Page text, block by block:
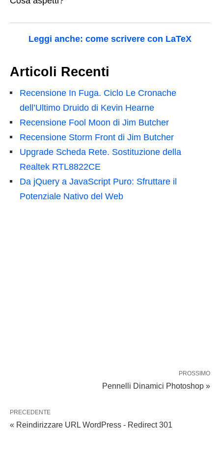
Leggi anche: come scrivere con LaTeX
Articoli Recenti
Recensione In Fuga. Ciclo Le Cronache
dell’Ultimo Druido di Kevin Hearne
Recensione Fool Moon di Jim Butcher
Recensione Storm Front di Jim Butcher
Upgrade Scheda Rete. Sostituzione della
Realtek RTL8822CE
Da jQuery a JavaScript Puro: Sfruttare il
Potenziale Nativo del Web
PROSSIMO
Pennelli Dinamici Photoshop »
PRECEDENTE
« Reindirizzare URL WordPress - Redirect 301